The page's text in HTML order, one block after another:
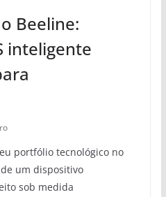
Beeline:
inteligente
portfólio tecnológico no
um dispositivo
sob medida